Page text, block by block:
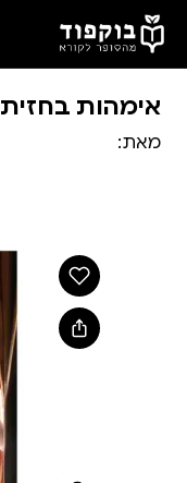
דלג לתוכן הראשי
אימהות בחזית SPL
מאת: